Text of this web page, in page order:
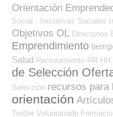
Orientación
Social - Iniciativas Sociales
Objetivos OL Directorios
Emprendimiento
Salud Reclutamiento RR.HH.
de Selección
Selección recursos para
orientación
Twitter Voluntariado